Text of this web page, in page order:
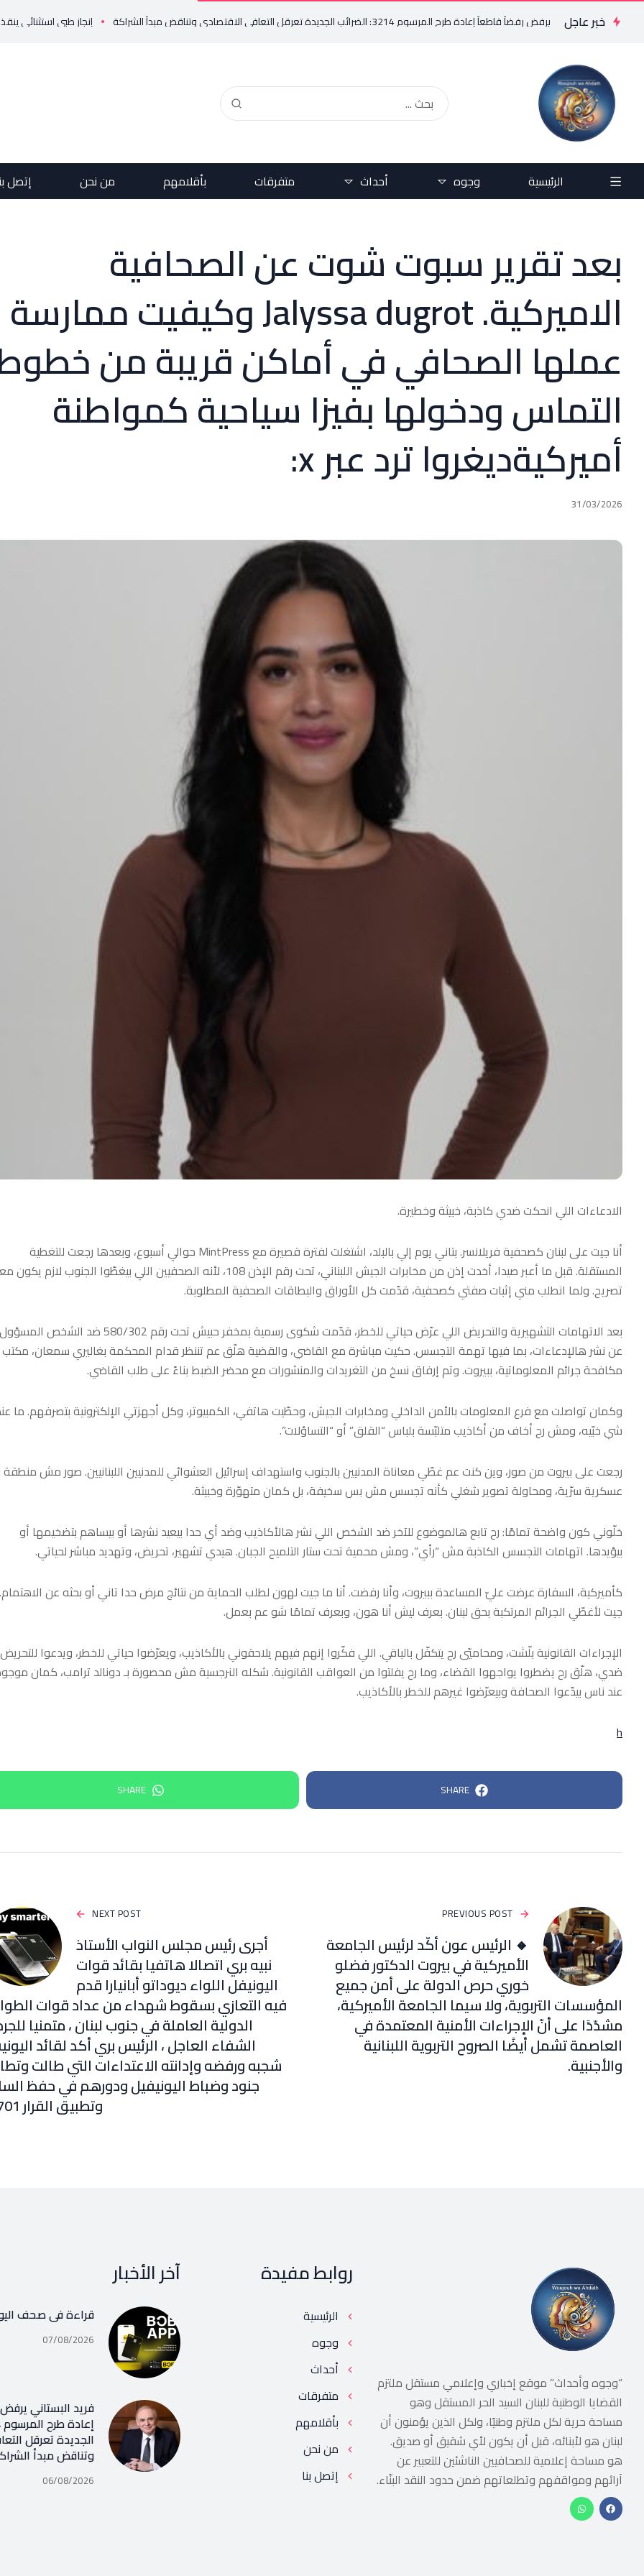
خبر عاجل
فريد البستاني يرفض رفضاً قاطعاً إعادة طرح المرسوم 3214: الضرائب الجديدة تعرقل التعافي الاقتصادي وتناقض مبدأ الشراكة إنجاز طبي استثنائي ينقذ حياة مولود
الرئيسية وجوه أحداث متفرقات بأقلامهم من نحن إتصل
بعد تقرير سبوت شوت عن الصحافية
الاميركية. Jalyssa dugrot وكيفيت ممارسة
عملها الصحافي في أماكن قريبة من
التماس ودخولها بفيزا سياحية كمواطنة
أميركيةديغروا ترد عبر x:
31/03/2026
‏الادعاءات اللي انحكت ضدي كاذبة، خبيثة وخطيرة.
أنا جيت على لبنان كصحفية فريلانسر. بتاني يوم إلي بالبلد، اشتغلت لفترة قصيرة مع MintPress حوالي أسبوع، وبعدها رجعت للتغطية
المستقلة. قبل ما أعبر صيدا، أخدت إذن من مخابرات الجيش اللبناني، تحت رقم الإذن 108، لأنه الصحفيين اللي بيغطّوا الجنوب
تصريح. ولما انطلب مني إثبات صفتي كصحفية، قدّمت كل الأوراق والبطاقات الصحفية المطلوبة.
بعد الاتهامات التشهيرية والتحريض اللي عرّض حياتي للخطر، قدّمت شكوى رسمية بمخفر حبيش تحت رقم 580/302 ضد الشخص المسؤول
عن نشر هالإدعاءات، بما فيها تهمة التجسس. حكيت مباشرة مع القاضي، والقضية هلّق عم تننظر قدام المحكمة بغاليري سمعان، مكتب
مكافحة جرائم المعلوماتية، ببيروت. وتم إرفاق نسخ من التغريدات والمنشورات مع محضر الضبط بناءً على طلب القاضي.
وكمان تواصلت مع فرع المعلومات بالأمن الداخلي ومخابرات الجيش، وحطّيت هاتفي، الكمبيوتر، وكل أجهزتي الإلكترونية بتصرفهم. ما
شي خبّيه، ومش رح أخاف من أكاذيب متلبّسة بلباس “القلق” أو “التساؤلات”.
رجعت على بيروت من صور، وين كنت عم غطّي معاناة المدنيين بالجنوب واستهداف إسرائيل العشوائي للمدنيين اللبنانيين. صور مش منطقة
عسكرية سرّية، ومحاولة تصوير شغلي كأنه تجسس مش بس سخيفة، بل كمان متهوّرة وخبيثة.
خلّوني كون واضحة تمامًا: رح تابع هالموضوع للآخر ضد الشخص اللي نشر هالأكاذيب وضد أي حدا بيعيد نشرها أو بيساهم بتضخيمها أو
بيؤيدها. اتهامات التجسس الكاذبة مش “رأي”، ومش محمية تحت ستار التلميح الجبان. هيدي تشهير، تحريض، وتهديد مباشر لحياتي.
كأميركية، السفارة عرضت عليّ المساعدة ببيروت، وأنا رفضت. أنا ما جيت لهون لطلب الحماية من نتائج مرض حدا تاني أو بحثه عن الاهتمام.
جيت لأغطّي الجرائم المرتكبة بحق لبنان. بعرف ليش أنا هون، وبعرف تمامًا شو عم بعمل.
الإجراءات القانونية بلّشت، ومحاميّي رح يتكفّل بالباقي. اللي فكّروا إنهم فيهم يلاحقوني بالأكاذيب، ويعرّضوا حياتي للخطر، ويدعوا للتحريض
ضدي، هلّق رح يضطروا يواجهوا القضاء، وما رح يفلتوا من العواقب القانونية. شكله النرجسية مش محصورة بـ دونالد ترامب، كمان
عند ناس بيدّعوا الصحافة وبيعرّضوا غيرهم للخطر بالأكاذيب.
h
SHARE
SHARE
PREVIOUS POST
🔸 الرئيس عون أكّد لرئيس الجامعة
الأميركية في بيروت الدكتور فضلو
خوري حرص الدولة على أمن جميع
المؤسسات التربوية، ولا سيما الجامعة الأميركية،
مشدّدًا على أنّ الإجراءات الأمنية المعتمدة في
العاصمة تشمل أيضًا الصروح التربوية اللبنانية
والأجنبية.
NEXT POST
أجرى رئيس مجلس النواب الأستاذ
نبيه بري اتصالا هاتفيا بقائد قوات
اليونيفل اللواء ديوداتو أبانيارا قدم
فيه التعازي بسقوط شهداء من عداد قوات
الدولية العاملة في جنوب لبنان ، متمنيا
الشفاء العاجل ، الرئيس بري أكد لقائد
شجبه ورفضه وإدانته الاعتداءات التي طالت
جنود وضباط اليونيفيل ودورهم في حفظ
وتطبيق القرار 1701 .
“وجوه وأحداث” موقع إخباري وإعلامي مستقل ملتزم
القضايا الوطنية للبنان السيد الحر المستقل وهو
مساحة حرية لكل ملتزم وطنيًا، ولكل الذين يؤمنون أن
لبنان هو لأبنائه، قبل أن يكون لأي شقيق أو صديق.
هو مساحة إعلامية للصحافيين الناشئين للتعبير عن
آرائهم ومواقفهم وتطلعاتهم ضمن حدود النقد البنّاء.
روابط مفيدة
الرئيسية
وجوه
أحداث
متفرقات
بأقلامهم
من نحن
إتصل بنا
آخر الأخبار
قراءة في صحف
07/08/2026
فريد البستاني
الجديدة تعرقل
وتناقض مبدأ
06/08/2026